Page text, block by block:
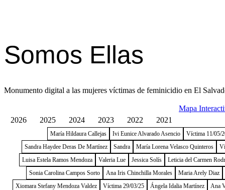
Somos Ellas
Monumento digital a las mujeres víctimas de feminicidio en El
Mapa
2026
2025 2024 2023 2022 2021
María Hildaura Callejas Ivi Eunice Alvarado Asencio
Víctima 11/05/
Sandra Haydee Deras De Martínez
Sandra María Lorena Velasco Quinteros
Luisa Estela Ramos Mendoza
Valeria Lue Jessica Solís
Leticia del Carmen
Sonia Carolina Campos Sorto
Ana Iris Chinchilla Morales
Maria Arely Diaz
Xiomara Stefany Mendoza Valdez
Víctima 29/03/25 Ángela Idalia Martínez
Ana